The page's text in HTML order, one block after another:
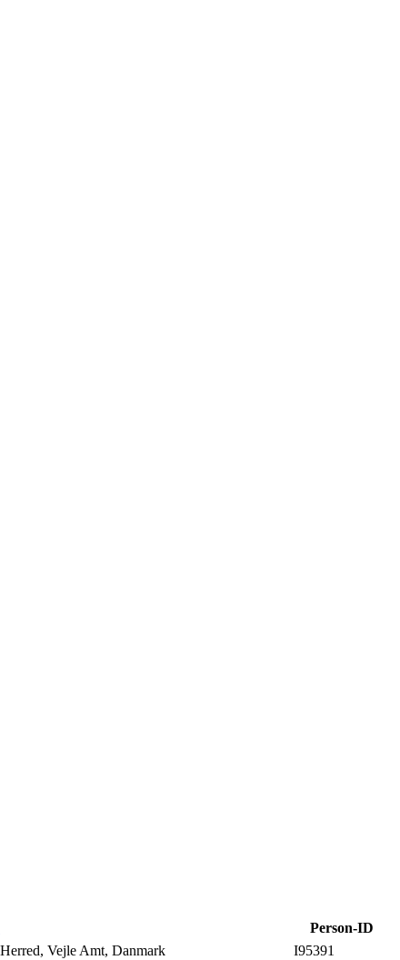
Person-ID
Vejle Amt, Danmark
I95391